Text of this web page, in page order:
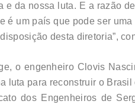
da nossa luta. E a razão
é um país que pode ser
desta diretoria”,
o engenheiro Clovis
luta para reconstruir o
dos Engenheiros de